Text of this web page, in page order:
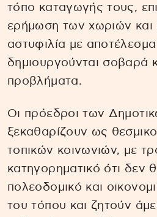
τόπο καταγωγής τους,
ερήμωση των χωριών και
αστυφιλία με
δημιουργούνται σοβαρά
προβλήματα.
Οι πρόεδροι των
ξεκαθαρίζουν ως
τοπικών κοινωνιών, με
κατηγορηματικό ότι δεν
πολεοδομικό και
του τόπου και ζητούν